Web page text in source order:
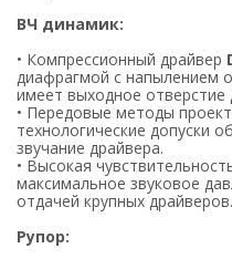
ВЧ динамик:
• Компрессионный драйвер
диафрагмой с напылением
имеет выходное
• Передовые методы
технологические допуски
звучание драйвера.
• Высокая
максимальное звуковое
отдачей крупных драйверов.
Рупор: